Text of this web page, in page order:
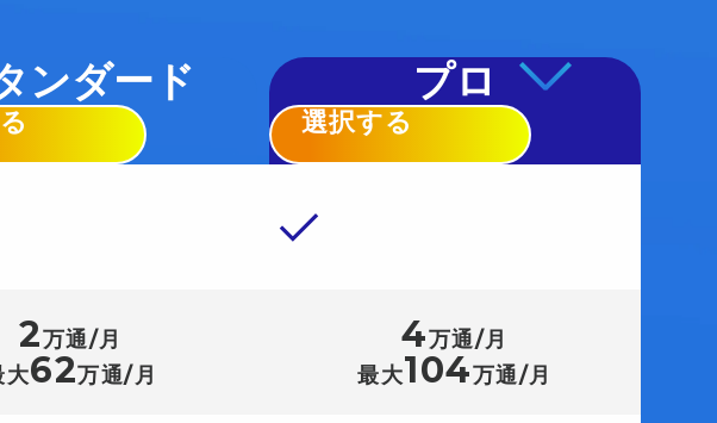
ンダード プロ
選択する
2万通/月
大62万通/月
4万通/月
最大104万通/月